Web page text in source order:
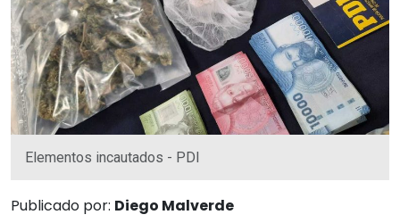
Elementos incautados - PDI
Publicado por: Diego Malverde